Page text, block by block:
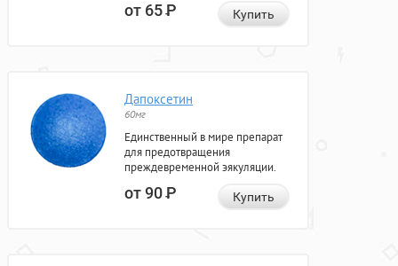
от 65Р Купить
Дапоксетин
60мг
Единственный в мире препарат
для предотвращения
преждевременной эякуляции.
от 90Р Купить